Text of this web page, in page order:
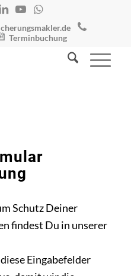
Terminbuchung
Schutz Deiner
findest Du in unserer
Eingabefelder